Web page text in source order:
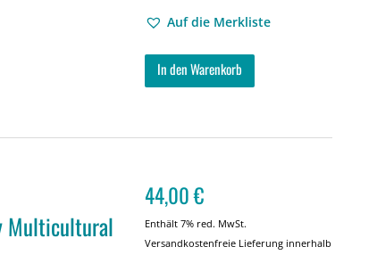
Auf die Merkliste
In den Warenkorb
Multicultural
44,00€
Enthält 7% red. MwSt.
Versandkostenfreie Lieferung innerhalb